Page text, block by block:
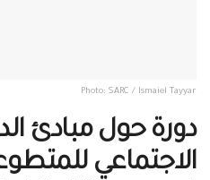
Photo: SARC / Ismaiel Tayyar
دورة حول مبادئ
الاجتماعي